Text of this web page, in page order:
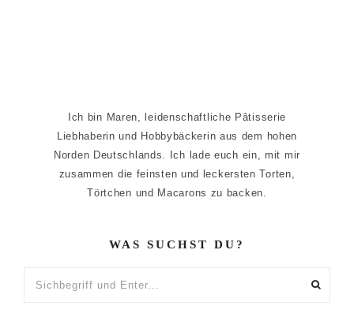
Ich bin Maren, leidenschaftliche Pâtisserie
Liebhaberin und Hobbybäckerin aus dem hohen
Norden Deutschlands. Ich lade euch ein, mit mir
zusammen die feinsten und leckersten Torten,
Törtchen und Macarons zu backen.
WAS SUCHST DU?